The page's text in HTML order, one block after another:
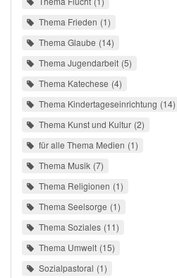
Thema Frieden 1
Thema Glaube 14
Thema Jugendarbeit 5
Thema Katechese 4
Thema Kindertageseinrichtung 14
Thema Kunst und Kultur 2
für alle Thema Medien 1
Thema Musik 7
Thema Religionen 1
Thema Seelsorge 1
Thema Soziales 11
Thema Umwelt 15
Sozialpastoral 1